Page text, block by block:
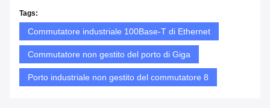
Tags:
Commutatore industriale 100Base-T di Ethernet
Commutatore non gestito del porto di Giga
Porto industriale non gestito del commutatore 8